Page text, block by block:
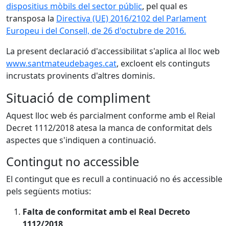
dispositius mòbils del sector públic, pel qual es
transposa la Directiva (UE) 2016/2102 del Parlament
Europeu i del Consell, de 26 d'octubre de 2016.
La present declaració d'accessibilitat s'aplica al lloc web
www.santmateudebages.cat, excloent els continguts
incrustats provinents d'altres dominis.
Situació de compliment
Aquest lloc web és parcialment conforme amb el Reial
Decret 1112/2018 atesa la manca de conformitat dels
aspectes que s'indiquen a continuació.
Contingut no accessible
El contingut que es recull a continuació no és accessible
pels següents motius:
Falta de conformitat amb el Real Decreto